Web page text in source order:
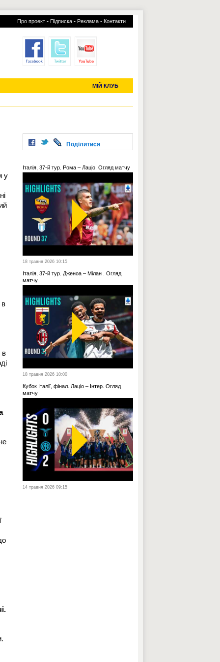
Про проект - Підписка - Реклама - Контакти
МІЙ КЛУБ
УСІ ТРАНСФЕРИ
у
в
в
Поділитися
Італія, 37-й тур. Рома – Лаціо. Огляд матчу
18 травня 2026 10:15
Італія, 37-й тур. Дженоа – Мілан . Огляд
матчу
18 травня 2026 10:00
Кубок Італії, фінал. Лаціо – Інтер. Огляд
матчу
14 травня 2026 09:15